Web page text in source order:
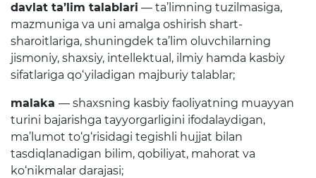
Yagona elektron tizim
Malaka oshirish
Axborot xizmati
Press-relizlar
OAV biz haqimizda
Ma'ruzalar
davlat ta’lim talablari — ta’limning tuzilmasiga,
mazmuniga va uni amalga oshirish shart-
sharoitlariga, shuningdek ta’lim oluvchilarning
jismoniy, shaxsiy, intellektual, ilmiy hamda kasbiy
sifatlariga qo‘yiladigan majburiy talablar;
malaka — shaxsning kasbiy faoliyatning muayyan
turini bajarishga tayyorgarligini ifodalaydigan,
ma’lumot to‘g‘risidagi tegishli hujjat bilan
tasdiqlanadigan bilim, qobiliyat, mahorat va
ko‘nikmalar darajasi;